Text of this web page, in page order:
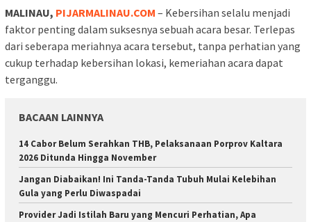
MALINAU, PIJARMALINAU.COM – Kebersihan selalu menjadi
faktor penting dalam suksesnya sebuah acara besar. Terlepas
dari seberapa meriahnya acara tersebut, tanpa perhatian yang
cukup terhadap kebersihan lokasi, kemeriahan acara dapat
terganggu.
BACAAN LAINNYA
14 Cabor Belum Serahkan THB, Pelaksanaan Porprov Kaltara
2026 Ditunda Hingga November
Jangan Diabaikan! Ini Tanda-Tanda Tubuh Mulai Kelebihan
Gula yang Perlu Diwaspadai
Provider Jadi Istilah Baru yang Mencuri Perhatian, Apa